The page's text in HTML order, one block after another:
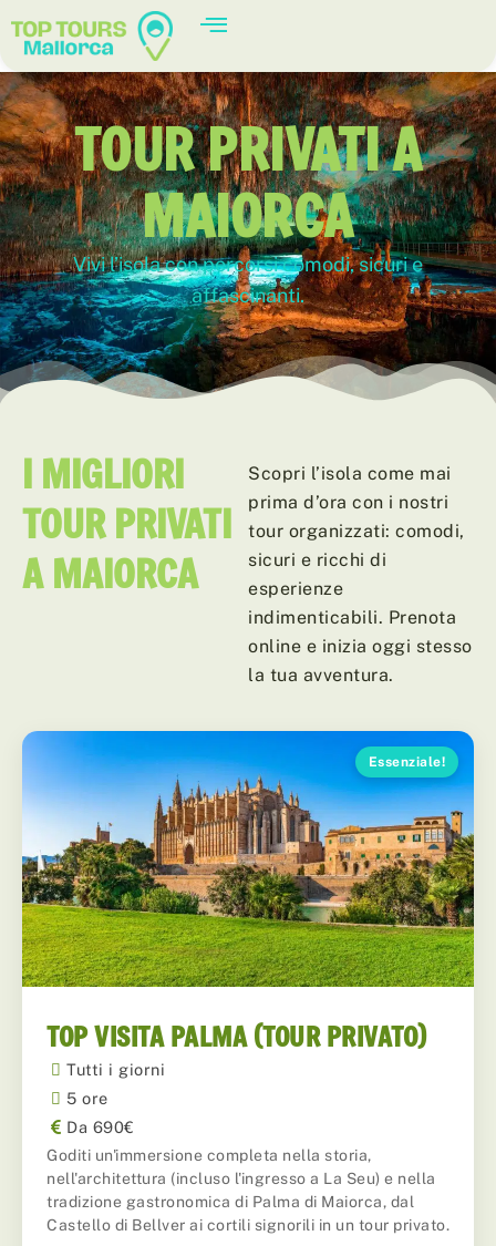
TOUR PRIVATI ​​A
MAIORCA
Vivi l’isola con percorsi comodi, sicuri e
affascinanti.
I MIGLIORI
TOUR PRIVATI ​​
A MAIORCA
Scopri l’isola come mai
prima d’ora con i nostri
tour organizzati: comodi,
sicuri e ricchi di
esperienze
indimenticabili. Prenota
online e inizia oggi stesso
la tua avventura.
Essenziale!
TOP VISITA PALMA (TOUR PRIVATO)
Tutti i giorni
5 ore
Da 690€
Goditi un'immersione completa nella storia,
nell'architettura (incluso l'ingresso a La Seu) e nella
tradizione gastronomica di Palma di Maiorca, dal
Castello di Bellver ai cortili signorili in un tour privato.